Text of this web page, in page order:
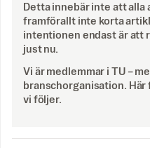
Detta innebär inte att alla
framförallt inte korta
intentionen endast är att
just nu.
Vi är medlemmar i TU –
branschorganisation. Här
vi följer.